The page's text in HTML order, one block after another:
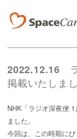
2022.12.16
掲載いたしま
NHK「ラジオ深夜便 1
ました。
今回は、この時期に